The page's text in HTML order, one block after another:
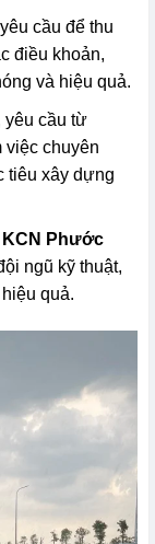
cầu để thu
điều khoản,
và hiệu quả.
yêu cầu từ
việc chuyên
tiêu xây dựng
KCN Phước
ngũ kỹ thuật,
quả.